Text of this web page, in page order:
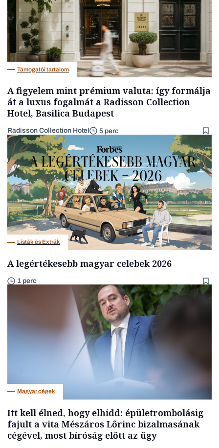
Támogatói tartalom
A figyelem mint prémium valuta: így formálja
át a luxus fogalmát a Radisson Collection
Hotel, Basilica Budapest
Radisson Collection Hotel 5 perc
Listák és Extrák
A legértékesebb magyar celebek 2026
1 perc
Magyar cégek
Itt kell élned, hogy elhidd: épületrombolásig
fajult a vita Mészáros Lőrinc bizalmasának
cégével, most bíróság előtt az ügy